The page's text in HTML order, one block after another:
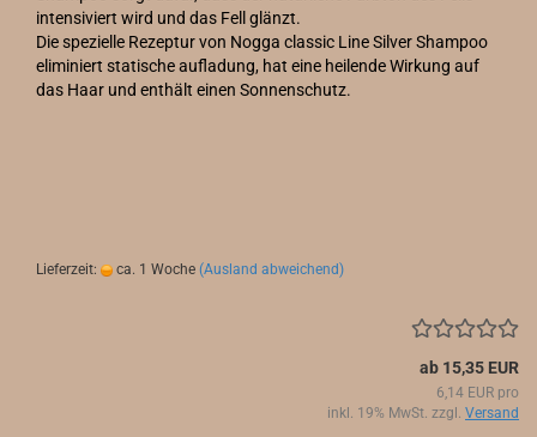
intensiviert wird und das Fell glänzt.
Die spezielle Rezeptur von Nogga classic Line Silver Shampoo
eliminiert statische aufladung, hat eine heilende Wirkung auf
das Haar und enthält einen Sonnenschutz.
Lieferzeit: ca. 1 Woche (Ausland abweichend)
ab 15,35 EUR
6,14 EUR pro
inkl. 19% MwSt. zzgl. Versand